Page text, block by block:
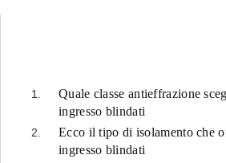
Quale classe antieffrazione
ingresso blindati
Ecco il tipo di isolamento che
ingresso blindati